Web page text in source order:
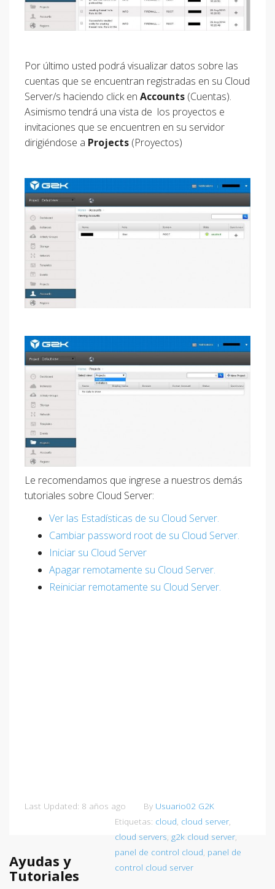
Por último usted podrá visualizar datos sobre las
cuentas que se encuentran registradas en su Cloud
Server/s haciendo click en Accounts (Cuentas).
Asimismo tendrá una vista de los proyectos e
invitaciones que se encuentren en su servidor
dirigiéndose a Projects (Proyectos)
Le recomendamos que ingrese a nuestros demás
tutoriales sobre Cloud Server:
Ver las Estadísticas de su Cloud Server.
Cambiar password root de su Cloud Server.
Iniciar su Cloud Server
Apagar remotamente su Cloud Server.
Reiniciar remotamente su Cloud Server.
Last Updated: 8 años ago By Usuario02 G2K
Etiquetas: cloud cloud server
cloud servers g2k cloud server
panel de control cloud panel de
control cloud server
Ayudas y
Tutoriales